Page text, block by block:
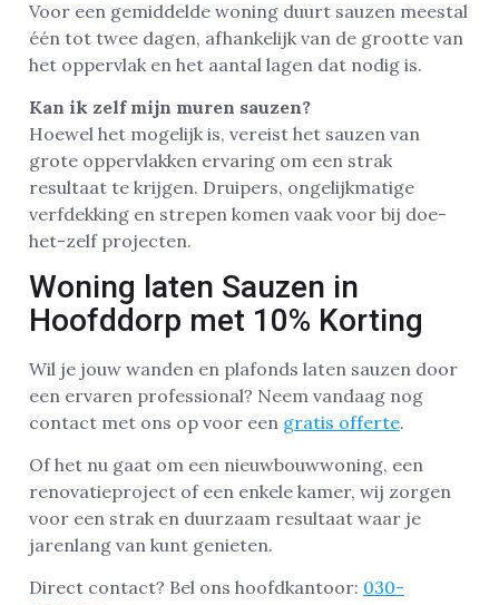
Voor een gemiddelde woning duurt sauzen meestal
één tot twee dagen, afhankelijk van de grootte van
het oppervlak en het aantal lagen dat nodig is.
Kan ik zelf mijn muren sauzen?
Hoewel het mogelijk is, vereist het sauzen van
grote oppervlakken ervaring om een strak
resultaat te krijgen. Druipers, ongelijkmatige
verfdekking en strepen komen vaak voor bij doe-
het-zelf projecten.
Woning laten Sauzen in
Hoofddorp met 10% Korting
Wil je jouw wanden en plafonds laten sauzen door
een ervaren professional? Neem vandaag nog
contact met ons op voor een gratis offerte.
Of het nu gaat om een nieuwbouwwoning, een
renovatieproject of een enkele kamer, wij zorgen
voor een strak en duurzaam resultaat waar je
jarenlang van kunt genieten.
Direct contact? Bel ons hoofdkantoor: 030-